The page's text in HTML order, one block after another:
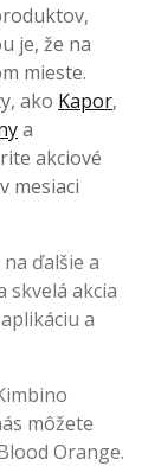
je, že na
mieste.
ako Kapor,
a
akciové
mesiaci
ďalšie a
skvelá akcia
aplikáciu a
môžete
Orange.